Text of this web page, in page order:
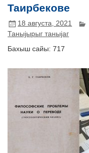
Таирбекове
18 августа, 2021
Таныјырыг таныјаг
Бахыш сайы: 717